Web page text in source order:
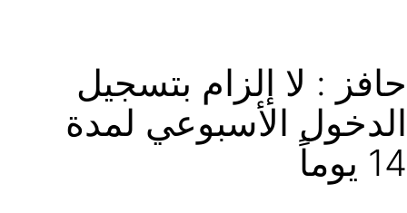
حافز : لا إلزام بتسجيل
الدخول الأسبوعي لمدة
14 يوماً